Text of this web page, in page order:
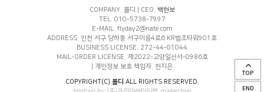
TOP
END
COMPANY. 플디 CEO.
백현보
TEL. 010-5738-7997
E-MAIL. flyday2@nate.com
ADDRESS. 인천 서구 당하동 서구이음4로6 KR법조타워901호
BUSINESS LICENSE. 272-44-01044
MAIL-ORDER LICENSE. 제2022-고양일산서-0986호
개인정보 보호 책임자. 천지은
COPYRIGHT(C) 플디 ALL RIGHTS RESERVED.